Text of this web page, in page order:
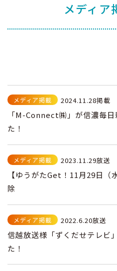
メディア
メディア掲載 2024.11.28掲載
「M-Connect㈱」が信濃毎
た！
メディア掲載 2023.11.29放送
【ゆうがたGet！11月29日（
除
メディア掲載 2022.6.20放送
信越放送様「ずくだせテレビ
た！